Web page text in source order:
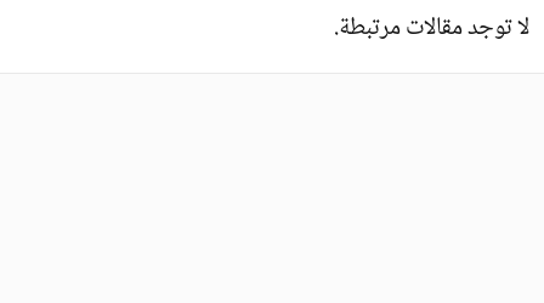
لا توجد مقالات مرتبطة.